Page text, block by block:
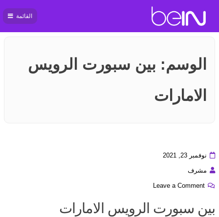
بي ان
القائمة
الوسم: بين سبورت الرويس
الامارات
نوفمبر 23, 2021
مشرف
Leave a Comment
بين سبورت الرويس الامارات